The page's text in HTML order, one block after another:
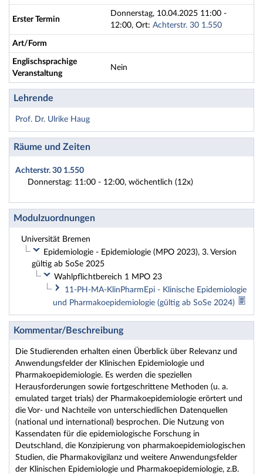
Erster Termin
Donnerstag, 10.04.2025 11:00 -
12:00, Ort: Achterstr. 30 1.550
Art/Form
Englischsprachige
Veranstaltung
Nein
Lehrende
Prof. Dr. Ulrike Haug
Räume und Zeiten
Achterstr. 30 1.550
Donnerstag: 11:00 - 12:00, wöchentlich (12x)
Modulzuordnungen
Universität Bremen
Epidemiologie - Epidemiologie (MPO 2023), 3. Version
gültig ab SoSe 2025
Wahlpflichtbereich 1 MPO 23
11-PH-MA-KlinPharmEpi - Klinische Epidemiologie
und Pharmakoepidemiologie (gültig ab SoSe 2024)
Kommentar/Beschreibung
Die Studierenden erhalten einen Überblick über Relevanz und
Anwendungsfelder der Klinischen Epidemiologie und
Pharmakoepidemiologie. Es werden die speziellen
Herausforderungen sowie fortgeschrittene Methoden (u. a.
emulated target trials) der Pharmakoepidemiologie erörtert und
die Vor- und Nachteile von unterschiedlichen Datenquellen
(national und international) besprochen. Die Nutzung von
Kassendaten für die epidemiologische Forschung in
Deutschland, die Konzipierung von pharmakoepidemiologischen
Studien, die Pharmakovigilanz und weitere Anwendungsfelder
der Klinischen Epidemiologie und Pharmakoepidemiologie, z.B.